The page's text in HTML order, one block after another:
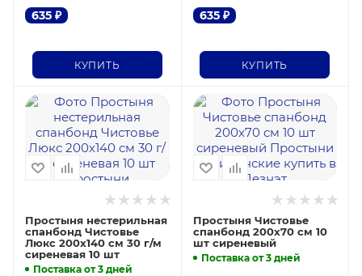
635 ₽
КУПИТЬ
635₽
КУПИТЬ
Простыня нестерильная
спанбонд Чистовье
Люкс 200х140 см 30 г/м
сиреневая 10 шт
Поставка от 3 дней
Простыня Чистовье
спанбонд 200х70 см 10
шт сиреневый
Поставка от 3 дней